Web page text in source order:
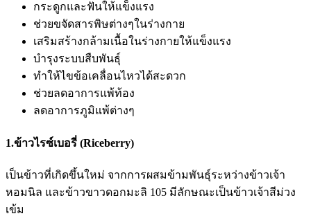
กระดูกและฟันให้แข็งแรง
ช่วยขจัดสารพิษต่างๆในร่างกาย
เสริมสร้างกล้ามเนื้อในร่างกายให้แข็งแรง
บำรุงระบบสืบพันธุ์
ทำให้ไขข้อเคลื่อนไหวได้สะดวก
ช่วยลดอาการแพ้ท้อง
ลดอาการภูมิแพ้ต่างๆ
1.ข้าวไรซ์เบอรี่ (Riceberry)
เป็นข้าวที่เกิดขึ้นใหม่ จากการผสมข้ามพันธุ์ระหว่างข้าวเจ้า
หอมนิล และข้าวขาวดอกมะลิ 105 มีลักษณะเป็นข้าวเจ้าสีม่วง
เข้ม